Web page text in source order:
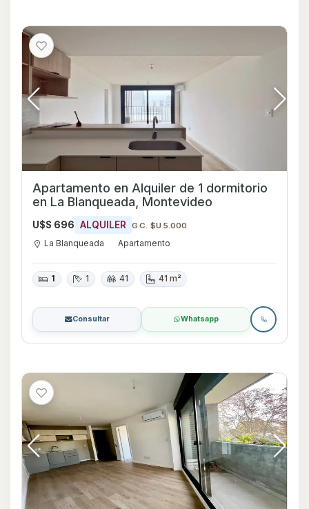
Apartamento en Alquiler de 1 dormitorio
en La Blanqueada, Montevideo
U$S 696 ALQUILER G.C. $U 5.000
La Blanqueada Apartamento
1 1 41 41 m²
Consultar Whatsapp